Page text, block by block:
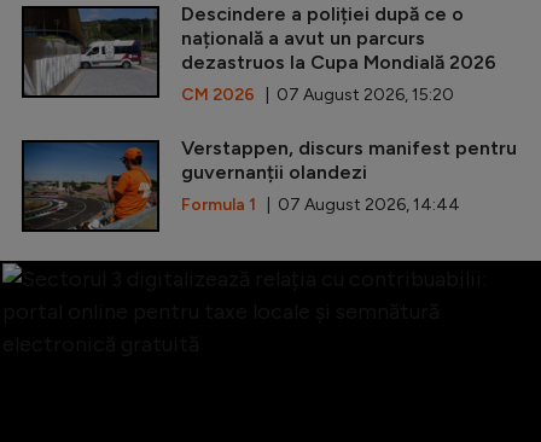
Descindere a poliției după ce o
națională a avut un parcurs
dezastruos la Cupa Mondială 2026
CM 2026 | 07 August 2026, 15:20
Verstappen, discurs manifest pentru
guvernanții olandezi
Formula 1 | 07 August 2026, 14:44